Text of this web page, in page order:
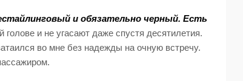
и обязательно черный. Есть
и не угасают даже спустя десятилетия.
во мне без надежды на очную встречу.